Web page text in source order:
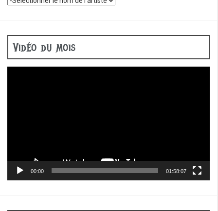
Vidéo du mois
00:00 01:58:07